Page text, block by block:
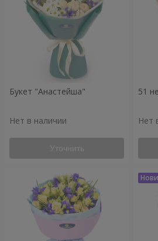
Букет "Анастейша"
Нет в наличии
Уточнить
51
Нет